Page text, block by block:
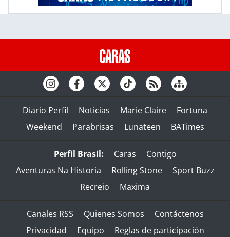
Diario Perfil Noticias Marie Claire
Fortuna
Weekend
Parabrisas Lunateen BATimes
Perfil Brasil: Caras
Contigo
Aventuras Na Historia
Rolling Stone
Sport Buzz
Recreio
Maxima
Canales RSS Quienes Somos
Contáctenos
Privacidad
Equipo Reglas de participación